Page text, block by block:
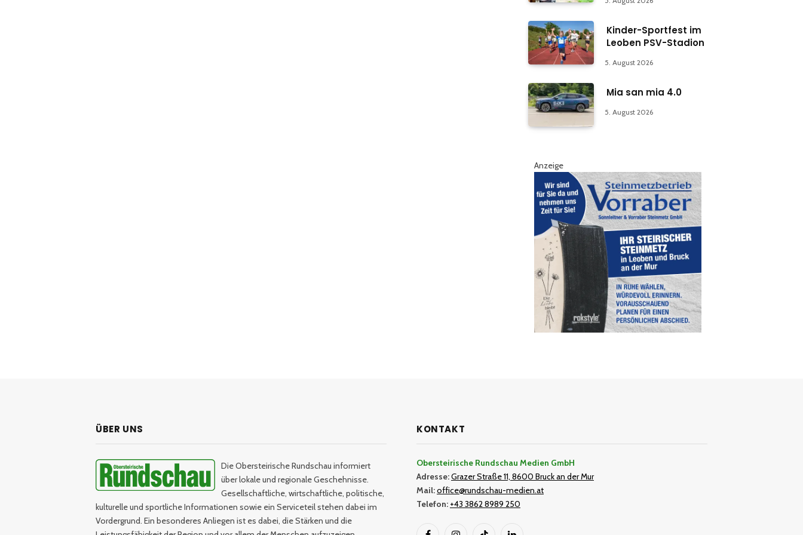
Kinder-Sportfest im
Leoben PSV-Stadion
5. August 2026
Mia san mia 4.0
5. August 2026
Anzeige
ÜBER UNS
Die Obersteirische Rundschau informiert
über lokale und regionale Geschehnisse.
Gesellschaftliche, wirtschaftliche, politische,
kulturelle und sportliche Informationen sowie ein Serviceteil stehen dabei im
Vordergrund. Ein besonderes Anliegen ist es dabei, die Stärken und die
KONTAKT
Obersteirische Rundschau Medien GmbH
Adresse:Grazer Straße 11, 8600 Bruck an der Mur
Mail:office@rundschau-medien.at
Telefon: +43 3862 8989 250